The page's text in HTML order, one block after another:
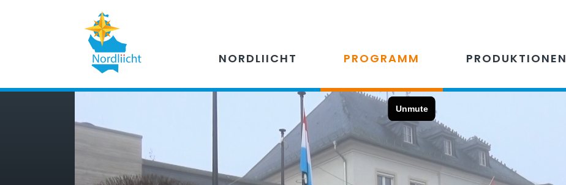
NORDLIICHT PROGRAMM PRODUKTIONEN